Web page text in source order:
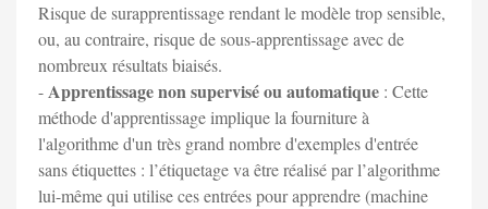
Risque de surapprentissage rendant le modèle trop sensible,
ou, au contraire, risque de sous-apprentissage avec de
nombreux résultats biaisés.
-Apprentissage non supervisé ou automatique : Cette
méthode d'apprentissage implique la fourniture à
l'algorithme d'un très grand nombre d'exemples d'entrée
sans étiquettes : l’étiquetage va être réalisé par l’algorithme
lui-même qui utilise ces entrées pour apprendre (machine